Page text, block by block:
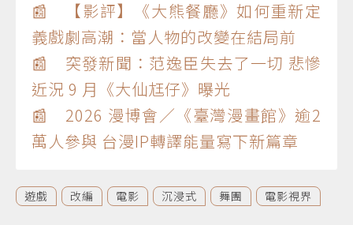
📰 【影評】《大熊餐廳》如何重新定
義戲劇高潮：當人物的改變在結局前
📰 突發新聞：范逸臣失去了一切 悲慘
近況 9 月《大仙尪仔》曝光
📰 2026 漫博會／《臺灣漫畫館》逾2
萬人參與 台漫IP轉譯能量寫下新篇章
遊戲 改編 電影 沉浸式 舞團 電影視界